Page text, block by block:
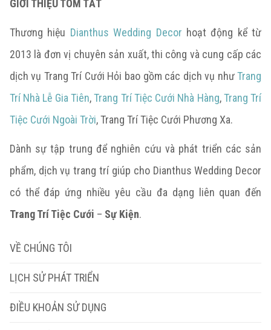
GIỚI THIỆU TÓM TẮT
Thương hiệu Dianthus Wedding Decor hoạt động kể từ
2013 là đơn vị chuyên sản xuất, thi công và cung cấp các
dịch vụ Trang Trí Cưới Hỏi bao gồm các dịch vụ nhưTrang
Trí Nhà Lễ Gia Tiên,Trang Trí Tiệc Cưới Nhà Hàng,Trang Trí
Tiệc Cưới Ngoài Trời, Trang Trí Tiệc Cưới Phương Xa.
Dành sự tập trung để nghiên cứu và phát triển các sản
phẩm, dịch vụ trang trí giúp cho Dianthus Wedding Decor
có thể đáp ứng nhiều yêu cầu đa dạng liên quan đến
Trang Trí Tiệc Cưới – Sự Kiện.
VỀ CHÚNG TÔI
LỊCH SỬ PHÁT TRIỂN
ĐIỀU KHOẢN SỬ DỤNG